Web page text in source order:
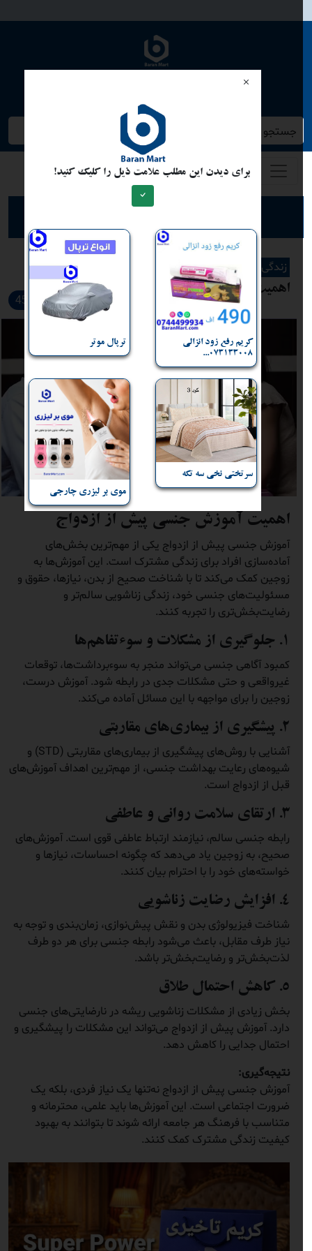
جستجو کنید/ همه چیز در باران مارت
ارسال مطلب برای نشر
زندگی زنا شوهری
اهمیت آموزش جنسی پیش از ازدواج
452
اهمیت آموزش جنسی پیش از ازدواج
آموزش جنسی پیش از ازدواج یکی از مهم‌ترین بخش‌های
آماده‌سازی افراد برای زندگی مشترک است. این آموزش‌ها به
زوجین کمک می‌کند تا با شناخت صحیح از بدن، نیازها، حقوق و
مسئولیت‌های جنسی خود، زندگی زناشویی سالم‌تر و
رضایت‌بخش‌تری را تجربه کنند.
کمبود آگاهی جنسی می‌تواند منجر به سوءبرداشت‌ها، توقعات
غیرواقعی و حتی مشکلات جدی در رابطه شود. آموزش درست،
زوجین را برای مواجهه با این مسائل آماده می‌کند.
آشنایی با روش‌های پیشگیری از بیماری‌های مقاربتی (STD) و
شیوه‌های رعایت بهداشت جنسی، از مهم‌ترین اهداف آموزش‌های
قبل از ازدواج است.
رابطه جنسی سالم، نیازمند ارتباط عاطفی قوی است. آموزش‌های
صحیح، به زوجین یاد می‌دهد که چگونه احساسات، نیازها و
خواسته‌های خود را با احترام بیان کنند.
شناخت فیزیولوژی بدن و نقش پیش‌نوازی، زمان‌بندی و توجه به
نیاز طرف مقابل، باعث می‌شود رابطه جنسی برای هر دو طرف
لذت‌بخش‌تر و رضایت‌بخش‌تر باشد.
بخش زیادی از مشکلات زناشویی ریشه در نارضایتی‌های جنسی
دارد. آموزش پیش از ازدواج می‌تواند این مشکلات را پیشگیری و
احتمال جدایی را کاهش دهد.
نتیجه‌گیری:
آموزش جنسی پیش از ازدواج نه‌تنها یک نیاز فردی، بلکه یک
ضرورت اجتماعی است. این آموزش‌ها باید علمی، محترمانه و
متناسب با فرهنگ هر جامعه ارائه شوند تا بتوانند به بهبود
کیفیت زندگی مشترک کمک کنند.
برای دیدن این مطلب علامت ذیل را کلیک کنید!
کریم رفع زود انزالی
073133008...
ترپال موتر
سرتختی نخی سه تکه
موی بر لیزری چارجی